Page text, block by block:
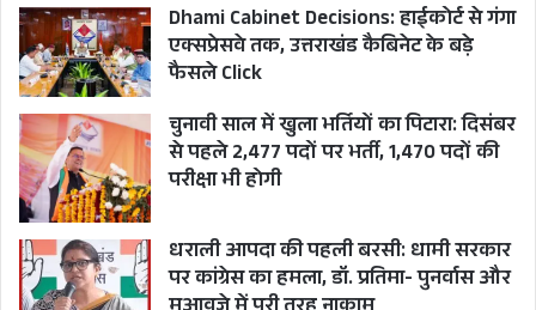
Dhami Cabinet Decisions: हाईकोर्ट से गंगा
एक्सप्रेसवे तक, उत्तराखंड कैबिनेट के बड़े
फैसले Click
चुनावी साल में खुला भर्तियों का पिटारा: दिसंबर
से पहले 2,477 पदों पर भर्ती, 1,470 पदों की
परीक्षा भी होगी
धराली आपदा की पहली बरसी: धामी सरकार
पर कांग्रेस का हमला, डॉ. प्रतिमा- पुनर्वास और